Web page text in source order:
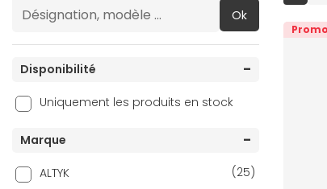
Ok
Disponibilité
Uniquement les produits en stock
Marque
ALTYK
(25)